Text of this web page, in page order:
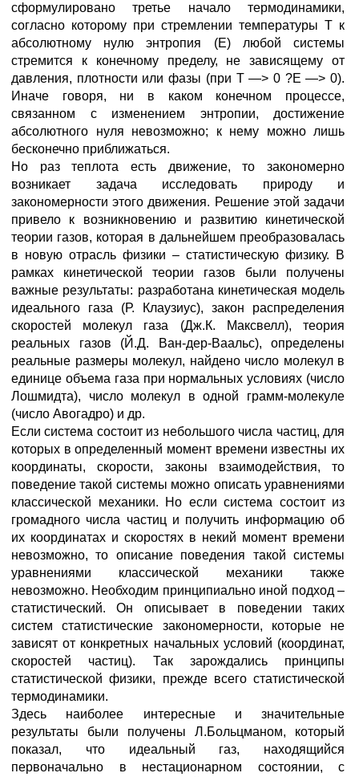
сформулировано третье начало термодинамики,
согласно которому при стремлении температуры Т к
абсолютному нулю энтропия (Е) любой системы
стремится к конечному пределу, не зависящему от
давления, плотности или фазы (при Т —> 0 ?Е —> 0).
Иначе говоря, ни в каком конечном процессе,
связанном с изменением энтропии, достижение
абсолютного нуля невозможно; к нему можно лишь
бесконечно приближаться.
Но раз теплота есть движение, то закономерно
возникает задача исследовать природу и
закономерности этого движения. Решение этой задачи
привело к возникновению и развитию кинетической
теории газов, которая в дальнейшем преобразовалась
в новую отрасль физики – статистическую физику. В
рамках кинетической теории газов были получены
важные результаты: разработана кинетическая модель
идеального газа (Р. Клаузиус), закон распределения
скоростей молекул газа (Дж.К. Максвелл), теория
реальных газов (Й.Д. Ван-дер-Ваальс), определены
реальные размеры молекул, найдено число молекул в
единице объема газа при нормальных условиях (число
Лошмидта), число молекул в одной грамм-молекуле
(число Авогадро) и др.
Если система состоит из небольшого числа частиц, для
которых в определенный момент времени известны их
координаты, скорости, законы взаимодействия, то
поведение такой системы можно описать уравнениями
классической механики. Но если система состоит из
громадного числа частиц и получить информацию об
их координатах и скоростях в некий момент времени
невозможно, то описание поведения такой системы
уравнениями классической механики также
невозможно. Необходим принципиально иной подход –
статистический. Он описывает в поведении таких
систем статистические закономерности, которые не
зависят от конкретных начальных условий (координат,
скоростей частиц). Так зарождались принципы
статистической физики, прежде всего статистической
термодинамики.
Здесь наиболее интересные и значительные
результаты были получены Л.Больцманом, который
показал, что идеальный газ, находящийся
первоначально в нестационарном состоянии, с